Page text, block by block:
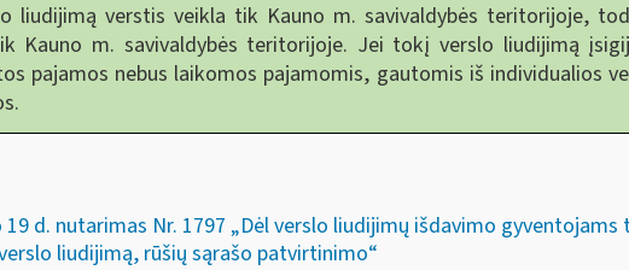
liudijimą verstis veikla tik Kauno m. savivaldybės teritorijoje,
Kauno m. savivaldybės teritorijoje. Jei tokį verslo liudijimą
pajamos nebus laikomos pajamomis, gautomis iš individualios
19 d. nutarimas Nr. 1797 „Dėl verslo liudijimų išdavimo
liudijimą, rūšių sąrašo patvirtinimo“